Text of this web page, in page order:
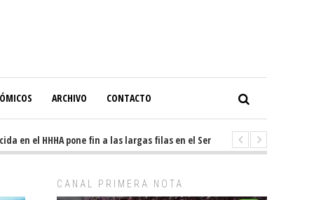
ARCHIVO CONTACTO
el HHHA pone fin a las largas filas en el Servicio de Imagenología
CANAL PRIMERA NOTA